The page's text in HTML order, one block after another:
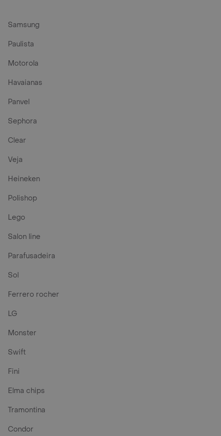
Samsung
Paulista
Motorola
Havaianas
Panvel
Sephora
Clear
Veja
Heineken
Polishop
Lego
Salon line
Parafusadeira
Sol
Ferrero rocher
LG
Monster
Swift
Fini
Elma chips
Tramontina
Condor